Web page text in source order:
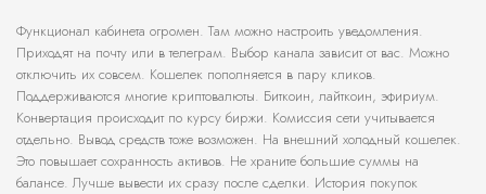
Функционал кабинета огромен. Там можно настроить уведомления.
Приходят на почту или в телеграм. Выбор канала зависит от вас. Можно
отключить их совсем. Кошелек пополняется в пару кликов.
Поддерживаются многие криптовалюты. Биткоин, лайткоин, эфириум.
Конвертация происходит по курсу биржи. Комиссия сети учитывается
отдельно. Вывод средств тоже возможен. На внешний холодный кошелек.
Это повышает сохранность активов. Не храните большие суммы на
балансе. Лучше вывести их сразу после сделки. История покупок